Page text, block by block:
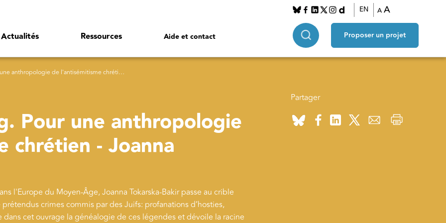
Actualités Ressources Aide et contact
EN A A
Proposer un projet
de l'antisémitisme chrétien - Joanna Tokarska-Bakir
Pour une anthropologie
chrétien - Joanna
l'Europe du Moyen-Âge, Joanna Tokarska-Bakir passe au crible
crimes commis par des Juifs: profanations d’hosties,
dans cet ouvrage la généalogie de ces légendes et dévoile la racine
Partager